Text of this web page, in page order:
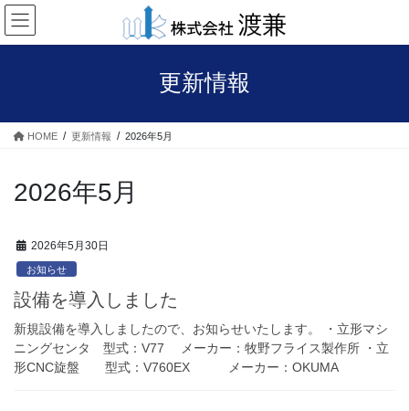
コ
ン
テ
ス
ナ
ビ
ゲ
ン
更新情報
HOME 更新情報 2026年5月
2026年5月
2026年5月30日
お知らせ
設備を導入しました
新規設備を導入しましたので、お知らせいたします。 ・立形マシ
ニングセンタ 型式：V77 メーカー：牧野フライス製作所 ・立
形CNC旋盤 型式：V760EX メーカー：OKUMA